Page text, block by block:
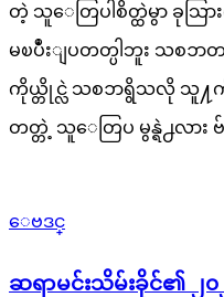
တဲ့ သူေတြပါစိတ္ထဲမွာ ခုသြ
မၿပဳံးျပတတ္ပါဘူး သစၥ
ကိုယ္တိုင္လဲ သစၥာရွိသလို သူ႔
တတ္တဲ့ သူေတြပ မွန္ရဲ႕လား ဗ်
ေဗဒင္
ဆရာမင်းသိမ်းခိုင်၏ ၂